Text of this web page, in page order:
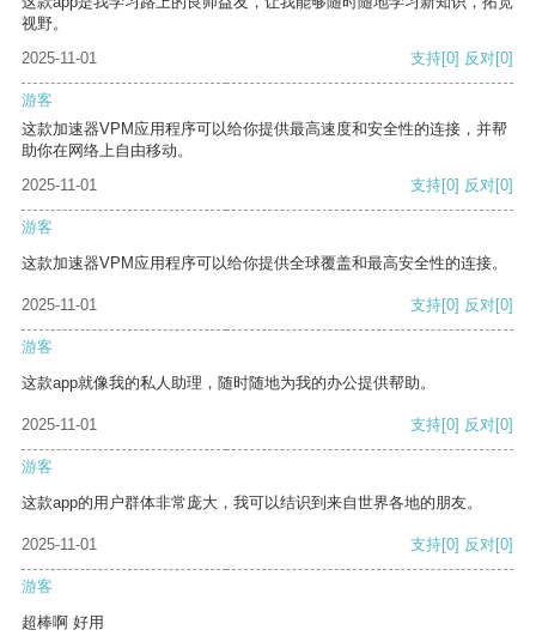
视野。
2025-11-01
支持[0] 反对[0]
游客
这款加速器VPM应用程序可以给你提供最高速度和安全性的连接，并帮
助你在网络上自由移动。
2025-11-01
支持[0] 反对[0]
游客
这款加速器VPM应用程序可以给你提供全球覆盖和最高安全性的连接。
2025-11-01 支持[0] 反对[0]
游客
这款app就像我的私人助理，随时随地为我的办公提供帮助。
2025-11-01 支持[0] 反对[0]
游客
这款app的用户群体非常庞大，我可以结识到来自世界各地的朋友。
2025-11-01 支持[0] 反对[0]
游客
超棒啊 好用